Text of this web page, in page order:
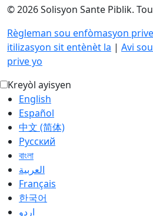
© 2026 Solisyon Sante Piblik.
Règleman sou enfòmasyon prive
itilizasyon sit entènèt la | Avi
prive yo
Kreyòl ayisyen
English
Español
中文 (简体)
Русский
বাংলা
العربية‏
Français
한국어
اردو